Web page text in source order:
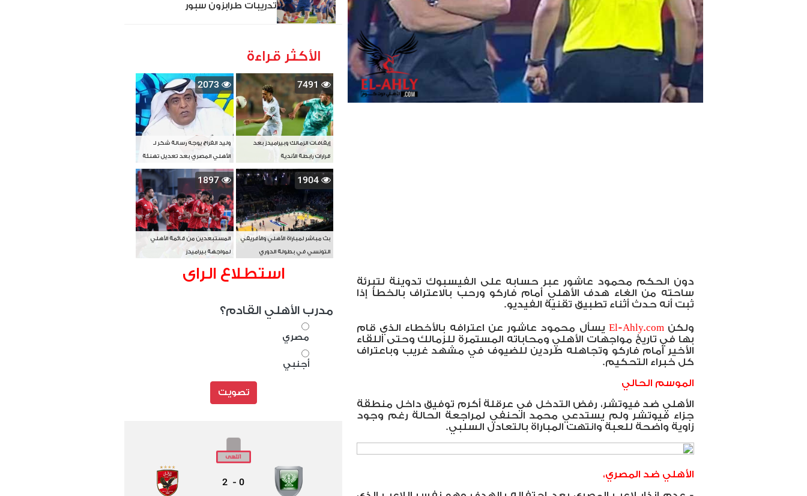
دون الحكم محمود عاشور عبر حسابه على الفيسبوك تدوينة لتبرئة
ساحته من الغاء هدف الأهلي أمام فاركو ورحب بالاعتراف بالخطأ إذا
ثبت أنه حدث أثناء تطبيق تقنية الفيديو.
ولكن El-Ahly.com يسأل محمود عاشور عن اعترافه بالأخطاء الذي قام
بها في تاريخ مواجهات الأهلي ومحاباته المستمرة للزمالك وحتى اللقاء
الأخير أمام فاركو وتجاهله طردين للضيوف في مشهد غريب وباعتراف
كل خبراء التحكيم.
الموسم الحالي
الأهلي ضد فيوتشر، رفض التدخل في عرقلة أكرم توفيق داخل منطقة
جزاء فيوتشر ولم يستدعي محمد الحنفي لمراجعة الحالة رغم وجود
زاوية واضحة للعبة وانتهت المباراة بالتعادل السلبي.
الأهلي ضد المصري،
تدريبات طرابزون سبور
الأكثر قراءة
7491
إيقافات الزمالك وبيراميدز بعد
قرارات رابطة الأندية
2073
وليد الفراج يوجه رسالة شكر لـ
الأهلي المصري بعد تعديل تهنئة
بطل آسيا
1904
بث مباشر لمباراة الأهلي والأفريقي
التونسي في بطولة الدوري
1897
المستبعدين من قائمة الأهلي
لمواجهة بيراميدز
استطلاع الراى
مدرب الأهلي القادم؟
مصري
أجنبي
تصويت
0
-
2